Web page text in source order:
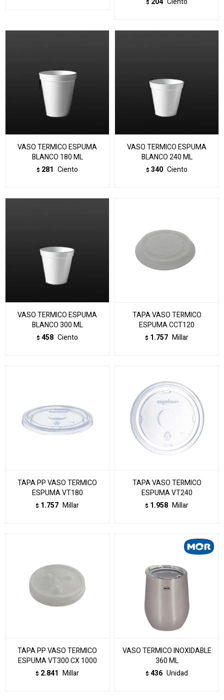
$
VASO TERMICO ESPUMA
BLANCO 180 ML
$ 281 Ciento
VASO TERMICO ESPUMA
BLANCO 240 ML
$ 340 Ciento
VASO TERMICO ESPUMA
BLANCO 300 ML
$ 458 Ciento
TAPA VASO TERMICO
ESPUMA CCT120
$ 1.757 Millar
TAPA PP VASO TERMICO
ESPUMA VT180
$ 1.757 Millar
TAPA VASO TERMICO
ESPUMA VT240
$ 1.958 Millar
TAPA PP VASO TERMICO
ESPUMA VT300 CX 1000
$ 2.841 Millar
VASO TERMICO INOXIDABLE
360 ML
$ 436 Unidad